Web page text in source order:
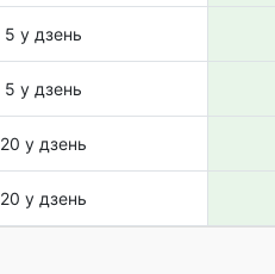
5 у дзень
5 у дзень
20 у дзень
20 у дзень